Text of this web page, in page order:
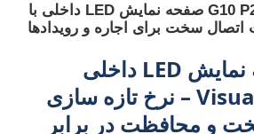
راهنمای بصری G10 P2.976 صفحه نمایش LED داخلی با
اتصال سخت برای اجاره و رویدادها
راهنمای صفحه نمایش LED داخلی
Visual G10 P2.976 – نرخ تازه سازی
و محافظت در برابر